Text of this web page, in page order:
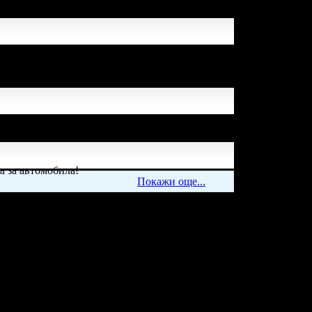
успя да спести над
клиент.
за автомобила!
Покажи още...